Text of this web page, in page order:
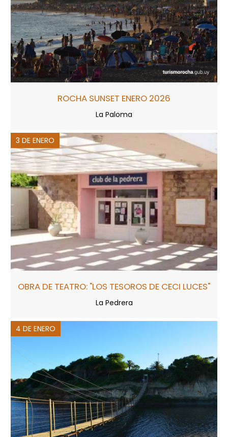
ROCHA SUNSET ENERO 2026
La Paloma
3 DE ENERO
OBRA DE TEATRO: "LOS TESOROS DE CECI LUCES"
La Pedrera
4 DE ENERO